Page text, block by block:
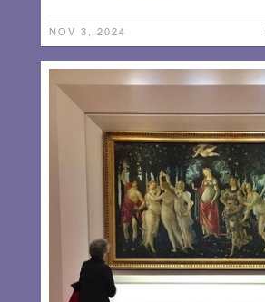
NOV 3, 2024